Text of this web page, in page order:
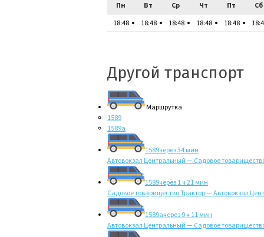
Пн
Вт Ср Чт Пт Сб
18:48
18:48 18:48 18:48 18:48
Другой транспорт
Маршрутка
1589
1589а
1589через 34 мин
Автовокзал Центральный — Садовое
1589через 1 ч 21 мин
Садовое товарищество Трактор — Автовокзал
1589ачерез 9 ч 11 мин
Автовокзал Центральный — Садовое